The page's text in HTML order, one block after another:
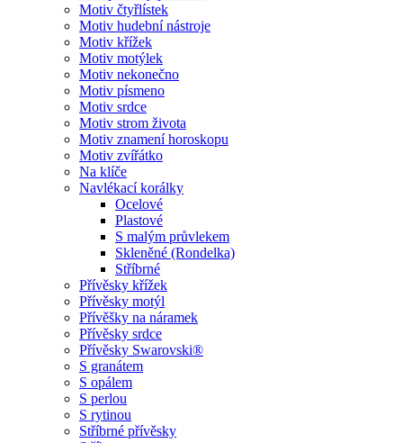
Motiv čtyřlístek
Motiv hudební nástroje
Motiv křížek
Motiv motýlek
Motiv nekonečno
Motiv písmeno
Motiv srdce
Motiv strom života
Motiv znamení horoskopu
Motiv zvířátko
Na klíče
Navlékací korálky
Ocelové
Plastové
S malým průvlekem
Skleněné (Rondelka)
Stříbrné
Přívěsky křížek
Přívěsky motýl
Přívěšky na náramek
Přívěsky srdce
Přívěsky Swarovski®
S granátem
S opálem
S perlou
S rytinou
Stříbrné přívěsky